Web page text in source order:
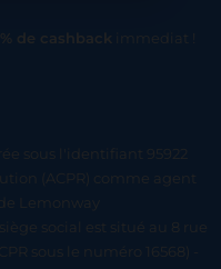
de cashback immediat !
sous l'identifiant 95922
(ACPR) comme agent
Lemonway
social est situé au 8 rue
sous le numéro 16568) -